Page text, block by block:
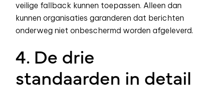
veilige fallback kunnen toepassen. Alleen dan
kunnen organisaties garanderen dat berichten
onderweg niet onbeschermd worden afgeleverd.
4. De drie
standaarden in detail